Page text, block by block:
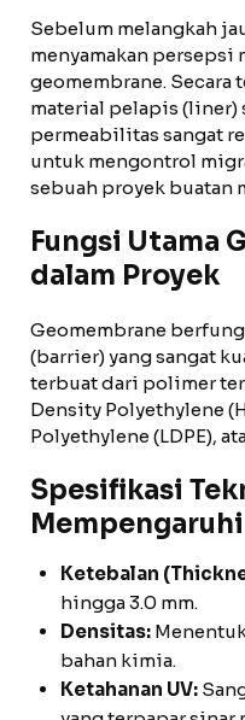
Sebelum melangkah
menyamakan persepsi
geomembrane. Secara
material pelapis
permeabilitas sangat
untuk mengontrol
sebuah proyek buatan
Fungsi Utama
dalam Proyek
Geomembrane
(barrier) yang sangat
terbuat dari polimer
Density Polyethylene
Polyethylene (LDPE),
Spesifikasi
Ketebalan
hingga 3.0 mm.
Densitas:
bahan kimia.
Ketahanan UV: